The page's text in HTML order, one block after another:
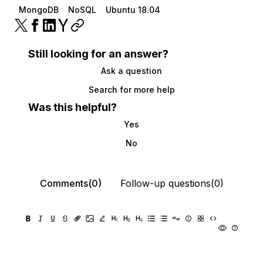
MongoDB NoSQL Ubuntu 18.04
Still looking for an answer?
Ask a question
Search for more help
Was this helpful?
Yes
No
Comments(0) Follow-up questions(0)